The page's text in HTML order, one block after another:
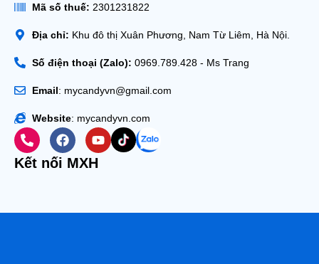
Mã số thuế: 2301231822
Địa chỉ: Khu đô thị Xuân Phương, Nam Từ Liêm, Hà Nội.
Số điện thoại (Zalo): 0969.789.428 - Ms Trang
Email: mycandyvn@gmail.com
Website: mycandyvn.com
Kết nối MXH